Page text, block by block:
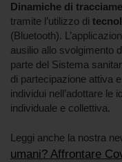
Dinamiche di
tramite l’utilizzo di
(Bluetooth).
ausilio allo svolgimento
parte del Sistema
di partecipazione attiva
individui nell’adottare le
individuale e collettiva.
Leggi anche la nostra
umani? Affrontare